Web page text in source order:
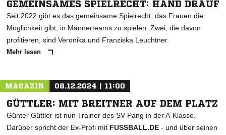
GEMEINSAMES SPIELRECHT: HAND DRAUF
Seit 2022 gibt es das gemeinsame Spielrecht, das Frauen die
Möglichkeit gibt, in Männerteams zu spielen. Zwei, die davon
profitieren, sind Veronika und Franziska Leuchtner.
Mehr lesen
MAGAZIN 08.12.2024 | 11:00
GÜTTLER: MIT BREITNER AUF DEM PLATZ
Günter Güttler ist nun Trainer des SV Pang in der A-Klasse.
Darüber spricht der Ex-Profi mit FUSSBALL.DE - und über seinen